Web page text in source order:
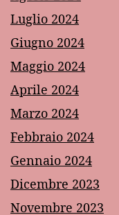
Luglio 2024
Giugno 2024
Maggio 2024
Aprile 2024
Marzo 2024
Febbraio 2024
Gennaio 2024
Dicembre 2023
Novembre 2023